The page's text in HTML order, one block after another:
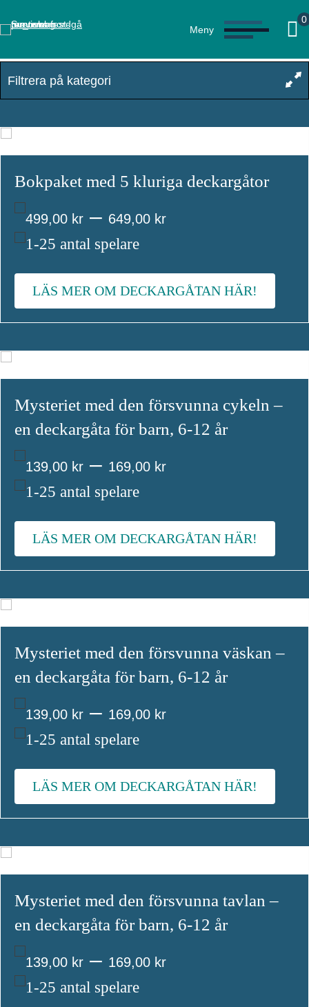
Meny
0
Filtrera på kategori
Bokpaket med 5 kluriga deckargåtor
499,00 kr – 649,00 krPrisintervall:
till
649,00 kr
1-25 antal spelare
LÄS MER OM DECKARGÅTAN HÄR!
Mysteriet med den försvunna cykeln –
en deckargåta för barn, 6-12 år
139,00 kr – 169,00 krPrisintervall:
till
169,00 kr
1-25 antal spelare
LÄS MER OM DECKARGÅTAN HÄR!
Mysteriet med den försvunna väskan –
en deckargåta för barn, 6-12 år
139,00 kr – 169,00 krPrisintervall:
till
169,00 kr
1-25 antal spelare
LÄS MER OM DECKARGÅTAN HÄR!
Mysteriet med den försvunna tavlan –
en deckargåta för barn, 6-12 år
139,00 kr – 169,00 krPrisintervall:
1-25 antal spelare